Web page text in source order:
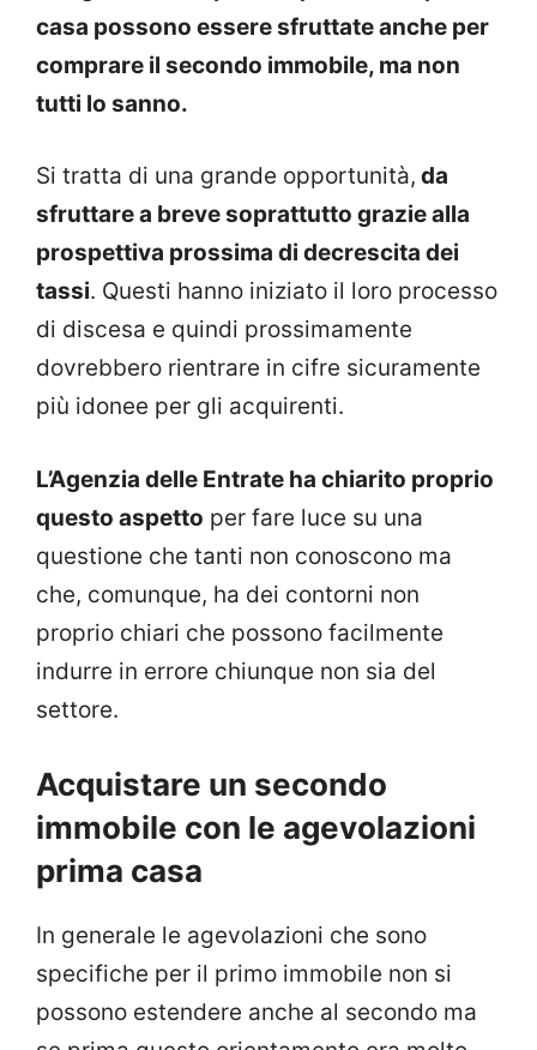
casa possono essere sfruttate anche per
comprare il secondo immobile, ma non
tutti lo sanno.
Si tratta di una grande opportunità, da
sfruttare a breve soprattutto grazie alla
prospettiva prossima di decrescita dei
tassi. Questi hanno iniziato il loro processo
di discesa e quindi prossimamente
dovrebbero rientrare in cifre sicuramente
più idonee per gli acquirenti.
L’Agenzia delle Entrate ha chiarito proprio
questo aspetto per fare luce su una
questione che tanti non conoscono ma
che, comunque, ha dei contorni non
proprio chiari che possono facilmente
indurre in errore chiunque non sia del
settore.
Acquistare un secondo
immobile con le agevolazioni
prima casa
In generale le agevolazioni che sono
specifiche per il primo immobile non si
possono estendere anche al secondo ma